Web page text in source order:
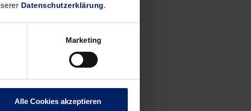
Datenschutzerklärung.
Marketing
Alle Cookies akzeptieren